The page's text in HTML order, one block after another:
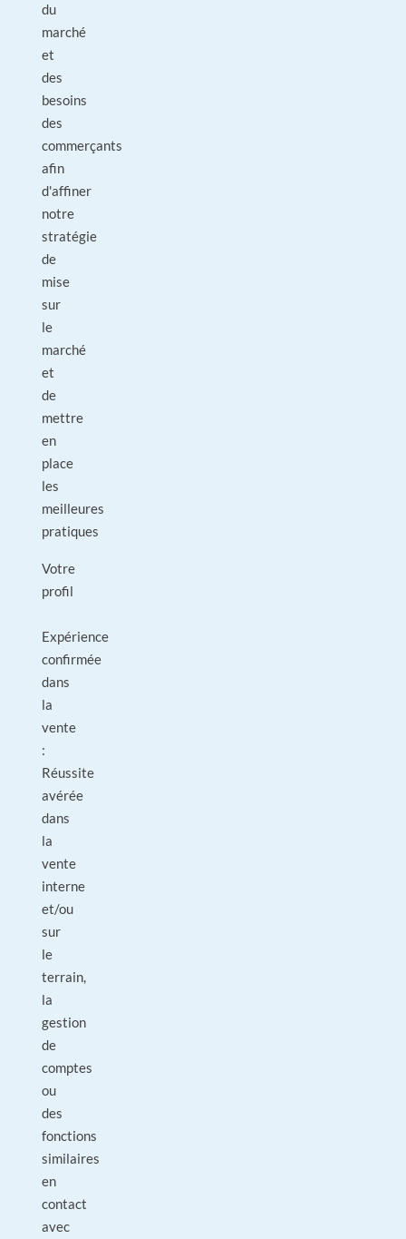
du
marché
et
des
besoins
des
commerçants
afin
d'affiner
notre
stratégie
de
mise
sur
le
marché
et
de
mettre
en
place
les
meilleures
pratiques
Votre
profil
Expérience
confirmée
dans
la
vente
:
Réussite
avérée
dans
la
vente
interne
et/ou
sur
le
terrain,
la
gestion
de
comptes
ou
des
fonctions
similaires
en
contact
avec